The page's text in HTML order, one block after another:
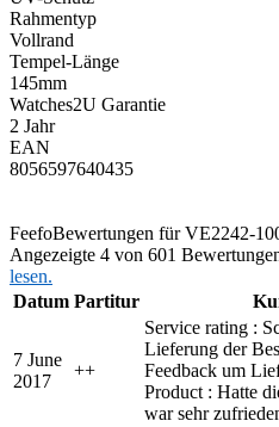
Rahmentyp
Vollrand
Tempel-Länge
145mm
Watches2U Garantie
2 Jahr
EAN
8056597640435
FeefoBewertungen für VE2242-
Angezeigte 4 von 601
lesen.
Datum Partitur
7 June
2017
++
Service rating :
Lieferung der
Feedback um
Product : Hatte
war sehr